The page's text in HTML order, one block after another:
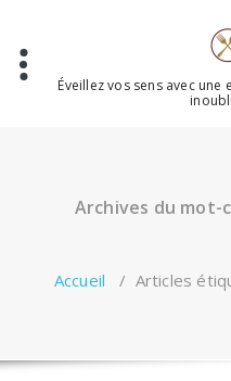
contenu
Éveillez vos sens avec
Archives du mot-
Accueil / Articles